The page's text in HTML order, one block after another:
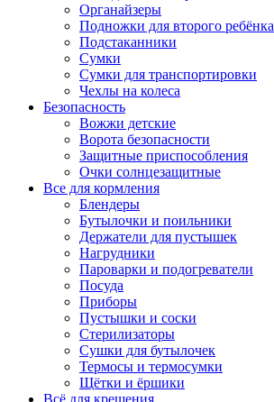
Органайзеры
Подножки для второго ребёнка
Подстаканники
Сумки
Сумки для транспортировки
Чехлы на колеса
Безопасность
Вожжи детские
Ворота безопасности
Защитные приспособления
Очки солнцезащитные
Все для кормления
Блендеры
Бутылочки и поильники
Держатели для пустышек
Нагрудники
Пароварки и подогреватели
Посуда
Приборы
Пустышки и соски
Стерилизаторы
Сушки для бутылочек
Термосы и термосумки
Щётки и ёршики
Всё для крещения